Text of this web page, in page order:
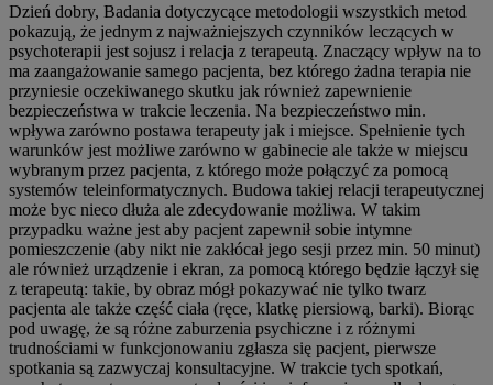
Dzień dobry, Badania dotyczycące metodologii wszystkich metod
pokazują, że jednym z najważniejszych czynników leczących w
psychoterapii jest sojusz i relacja z terapeutą. Znaczący wpływ na to
ma zaangażowanie samego pacjenta, bez którego żadna terapia nie
przyniesie oczekiwanego skutku jak również zapewnienie
bezpieczeństwa w trakcie leczenia. Na bezpieczeństwo min.
wpływa zarówno postawa terapeuty jak i miejsce. Spełnienie tych
warunków jest możliwe zarówno w gabinecie ale także w miejscu
wybranym przez pacjenta, z którego może połączyć za pomocą
systemów teleinformatycznych. Budowa takiej relacji terapeutycznej
może byc nieco dłuża ale zdecydowanie możliwa. W takim
przypadku ważne jest aby pacjent zapewnił sobie intymne
pomieszczenie (aby nikt nie zakłócał jego sesji przez min. 50 minut)
ale również urządzenie i ekran, za pomocą którego będzie łączył się
z terapeutą: takie, by obraz mógł pokazywać nie tylko twarz
pacjenta ale także część ciała (ręce, klatkę piersiową, barki). Biorąc
pod uwagę, że są różne zaburzenia psychiczne i z różnymi
trudnościami w funkcjonowaniu zgłasza się pacjent, pierwsze
spotkania są zazwyczaj konsultacyjne. W trakcie tych spotkań,